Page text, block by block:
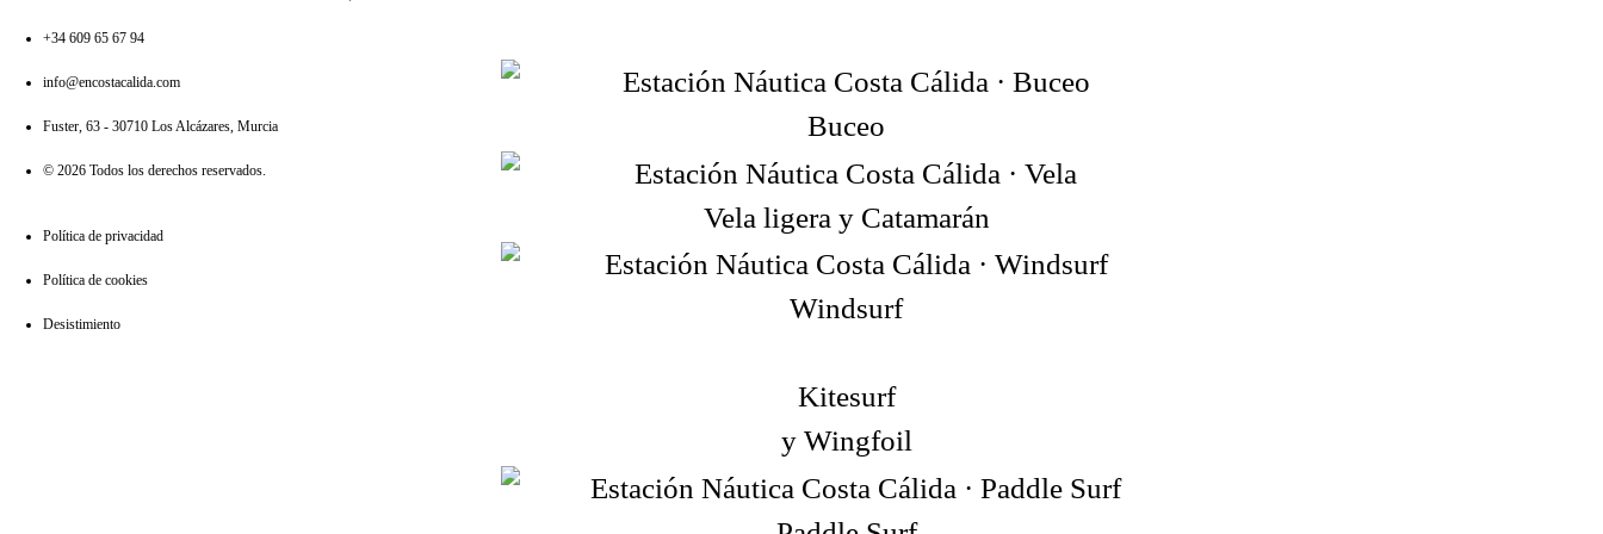
Buceo
Vela ligera y Catamarán
Windsurf
Kitesurf
y Wingfoil
+34 609 65 67 94
info@encostacalida.com
Fuster, 63 - 30710 Los Alcázares, Murcia
© 2026 Todos los derechos reservados.
Política de privacidad
Política de cookies
Desistimiento